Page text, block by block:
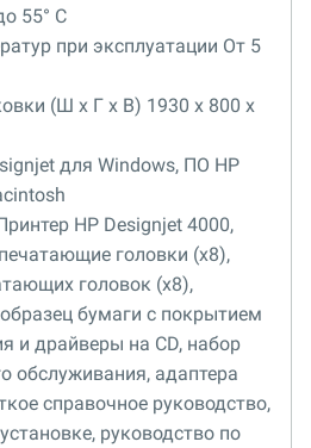
55° C
при эксплуатации От 5
(Ш x Г x В) 1930 x 800 x
для Windows, ПО HP
HP Designjet 4000,
головки (x8),
головок (x8),
бумаги с покрытием
и драйверы на CD, набор
обслуживания, адаптера
справочное руководство,
руководство по